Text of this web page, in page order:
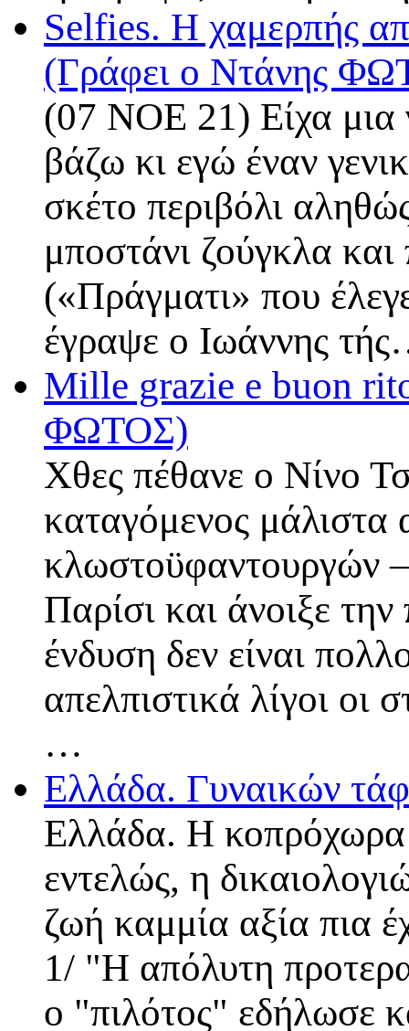
Selfies. H χαμερπής
(Γράφει ο Ντάνης
(07 NOE 21) Είχα μια
βάζω κι εγώ έναν
σκέτο περιβόλι
μποστάνι ζούγκλα
(«Πράγματι» που
έγραψε ο Ιωάννης
Mille grazie e buon
ΦΩΤΟΣ)
Xθες πέθανε ο Νίνο
καταγόμενος μάλιστα
κλωστοϋφαντουργών
Παρίσι και άνοιξε
ένδυση δεν είναι
απελπιστικά λίγοι
…
Ελλάδα. Γυναικών
Ελλάδα. Η κοπρόχωρα
εντελώς, η
ζωή καμμία αξία πια
1/ "Η απόλυτη
ο "πιλότος" εδήλωσε